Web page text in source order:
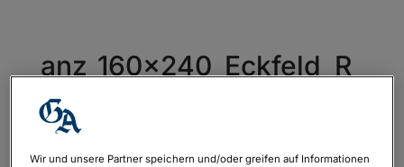
anz_160x240_Eckfeld_R
oyal_Emerald_Rheinrom
antik_1AVista_2023_GA_
druck
Wir und unsere Partner speichern und/oder greifen auf Informationen